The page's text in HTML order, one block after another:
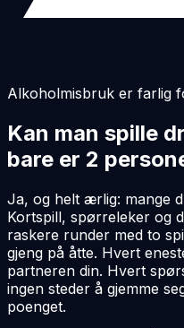
Alkoholmisbruk er farlig
Kan man spille
bare er 2
Ja, og helt ærlig: mange
Kortspill, spørreleker og
raskere runder med to
gjeng på åtte. Hvert
partneren din. Hvert
ingen steder å gjemme
poenget.